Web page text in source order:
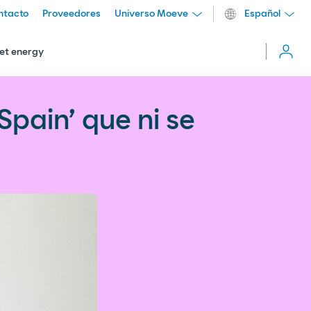
energy
Proveedores Universo Moeve Español
que ni se